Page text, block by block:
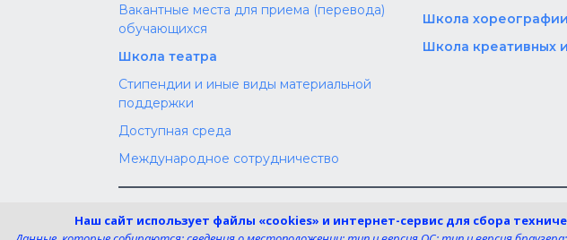
Вакантные места для приема (перевода)
обучающихся
Школа театра
Стипендии и иные виды материальной
поддержки
Доступная среда
Международное сотрудничество
Школа хореографии
Школа креативных
8 (4725) 240725
uk-dshi1@belgov.ru
Наш сайт использует файлы «cookies» и интернет-сервис для сбора